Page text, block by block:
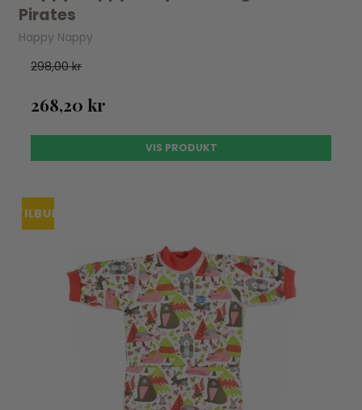
Pirates
Happy Nappy
298,00 kr
268,20 kr
VIS PRODUKT
TILBUD